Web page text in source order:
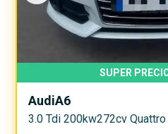
SUPER
AudiA6
3.0 Tdi 200kw272cv Quattro